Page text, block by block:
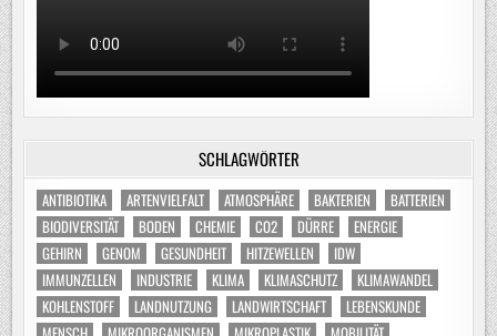
SCHLAGWÖRTER
ANTIBIOTIKA ARTENVIELFALT ATMOSPHÄRE BAKTERIEN
BATTERIEN
BIODIVERSITÄT
BODEN CHEMIE CO2 DÜRRE
ENERGIE
GEHIRN
GENOM GESUNDHEIT HITZEWELLEN
IDW
IMMUNZELLEN
INDUSTRIE KLIMA KLIMASCHUTZ
KLIMAWANDEL
KOHLENSTOFF
LANDNUTZUNG LANDWIRTSCHAFT
LEBENSKUNDE